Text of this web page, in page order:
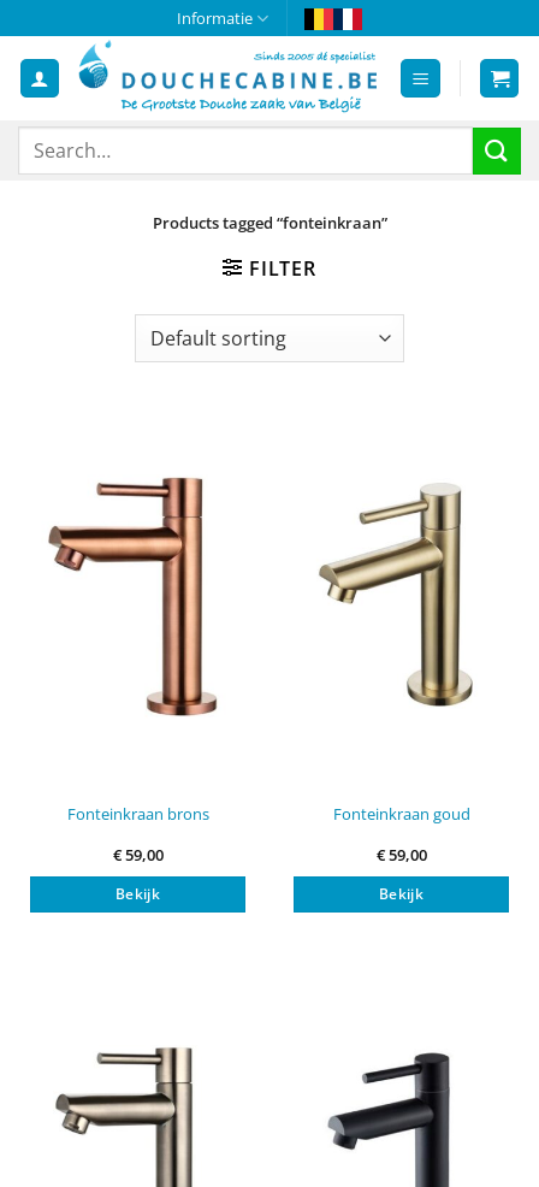
to
content
Informatie
Search
Products tagged “fonteinkraan”
FILTER
Fonteinkraan brons
€59,00
Bekijk
Fonteinkraan goud
€59,00
Bekijk